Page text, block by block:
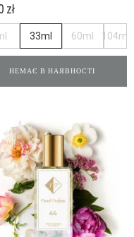
zł
33ml 60ml 104ml
НЕМАЄ В НАЯВНОСТІ